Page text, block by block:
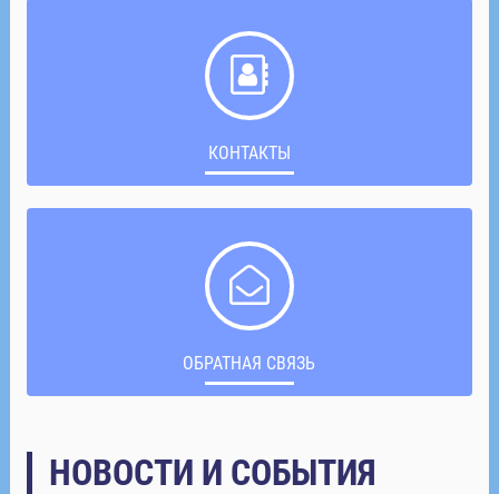
КОНТАКТЫ
ОБРАТНАЯ СВЯЗЬ
НОВОСТИ И СОБЫТИЯ